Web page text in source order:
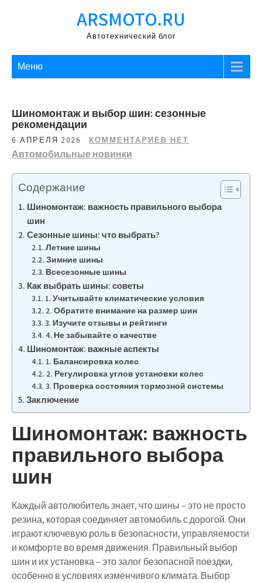
ARSMOTO.RU
Автотехнический блог
Меню
Шиномонтаж и выбор шин: сезонные
рекомендации
6 АПРЕЛЯ 2026 КОММЕНТАРИЕВ НЕТ
Автомобильные новинки
Содержание
Шиномонтаж: важность правильного выбора
шин
Сезонные шины: что выбрать?
Летние шины
Зимние шины
Всесезонные шины
Как выбрать шины: советы
1. Учитывайте климатические условия
2. Обратите внимание на размер шин
3. Изучите отзывы и рейтинги
4. Не забывайте о качестве
Шиномонтаж: важные аспекты
1. Балансировка колес
2. Регулировка углов установки колес
3. Проверка состояния тормозной системы
Заключение
Шиномонтаж: важность
правильного выбора
шин
Каждый автолюбитель знает, что шины – это не просто
резина, которая соединяет автомобиль с дорогой. Они
играют ключевую роль в безопасности, управляемости
и комфорте во время движения. Правильный выбор
шин и их установка – это залог безопасной поездки,
особенно в условиях изменчивого климата. Выбор